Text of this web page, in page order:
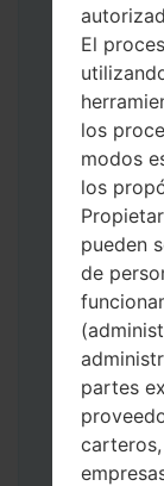
Odin 3.
A
firmware.
Debe
o 5 (si es
AP:
CP:
CSC _
operador"
Agregue
El
los
modos
los
pueden
de
partes